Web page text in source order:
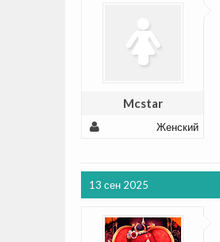
Mcstar
Женский
13 сен 2025